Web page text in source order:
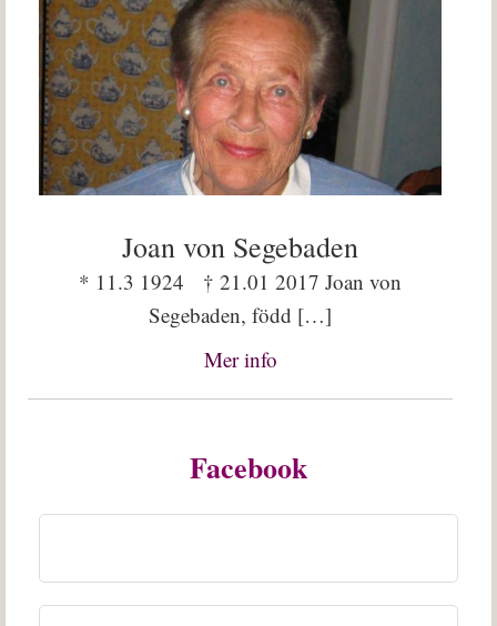
Joan von Segebaden
* 11.3 1924 † 21.01 2017 Joan von
Segebaden, född […]
Mer info
Facebook